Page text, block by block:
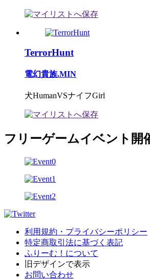
TerrorHunt
電幻貴族.MIN
犬HumanVSナイフGirl
フリーゲームイベント開
利用規約・プライバシーポリシー
特定商取引法に基づく表記
ふりーむ！について
旧デザインで表示
お問い合わせ